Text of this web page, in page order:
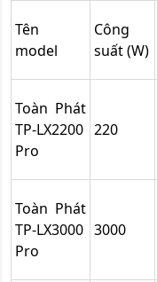
Tên
model
Công
suất (W)
Toàn Phát
TP-LX2200
Pro
220
Toàn Phát
TP-LX3000
Pro
3000